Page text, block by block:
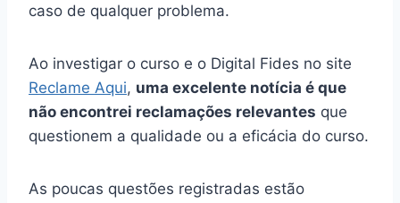
caso de qualquer problema.
Ao investigar o curso e o Digital Fides no site
Reclame Aqui, uma excelente notícia é que
não encontrei reclamações relevantes que
questionem a qualidade ou a eficácia do curso.
As poucas questões registradas estão